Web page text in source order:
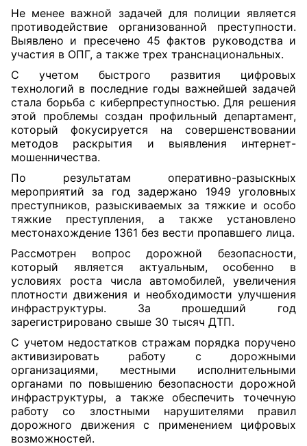
Не менее важной задачей для полиции является
противодействие организованной преступности.
Выявлено и пресечено 45 фактов руководства и
участия в ОПГ, а также трех транснациональных.
С учетом быстрого развития цифровых
технологий в последние годы важнейшей задачей
стала борьба с киберпреступностью. Для решения
этой проблемы создан профильный департамент,
который фокусируется на совершенствовании
методов раскрытия и выявления интернет-
мошенничества.
По результатам оперативно-разыскных
мероприятий за год задержано 1949 уголовных
преступников, разыскиваемых за тяжкие и особо
тяжкие преступления, а также установлено
местонахождение 1361 без вести пропавшего лица.
Рассмотрен вопрос дорожной безопасности,
который является актуальным, особенно в
условиях роста числа автомобилей, увеличения
плотности движения и необходимости улучшения
инфраструктуры. За прошедший год
зарегистрировано свыше 30 тысяч ДТП.
С учетом недостатков стражам порядка поручено
активизировать работу с дорожными
организациями, местными исполнительными
органами по повышению безопасности дорожной
инфраструктуры, а также обеспечить точечную
работу со злостными нарушителями правил
дорожного движения с применением цифровых
возможностей.